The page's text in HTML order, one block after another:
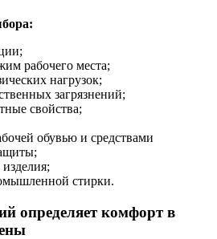
рабочего места;
нагрузок;
загрязнений;
свойства;
обувью и средствами
стирки.
определяет комфорт в